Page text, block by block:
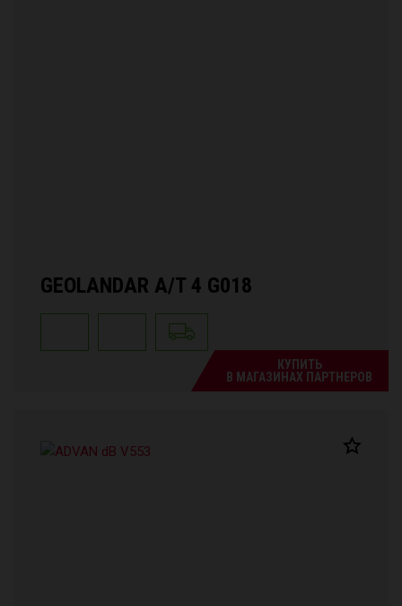
GEOLANDAR A/T 4 G018
КУПИТЬ
В МАГАЗИНАХ ПАРТНЕРОВ